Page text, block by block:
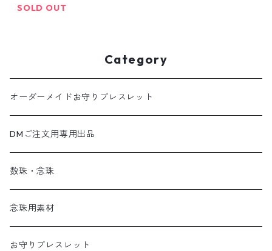
SOLD OUT
Category
オーダーメイドお守りブレスレット
DMご注文用専用出品
数珠・念珠
念珠用素材
お守りブレスレット